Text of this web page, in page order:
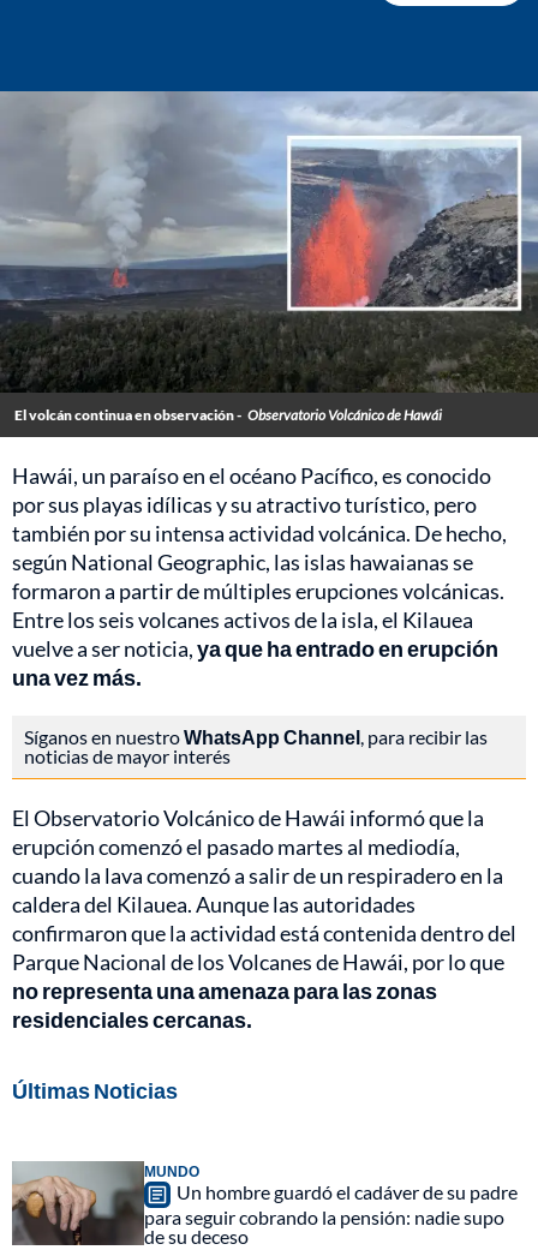
El volcán continua en observación - Observatorio Volcánico de Hawái
Hawái, un paraíso en el océano Pacífico, es conocido
por sus playas idílicas y su atractivo turístico, pero
también por su intensa actividad volcánica. De hecho,
según National Geographic, las islas hawaianas se
formaron a partir de múltiples erupciones volcánicas.
Entre los seis volcanes activos de la isla, el Kilauea
vuelve a ser noticia,ya que ha entrado en erupción
una vez más.
Síganos en nuestroWhatsApp Channel, para recibir las
noticias de mayor interés
El Observatorio Volcánico de Hawái informó que la
erupción comenzó el pasado martes al mediodía,
cuando la lava comenzó a salir de un respiradero en la
caldera del Kilauea. Aunque las autoridades
confirmaron que la actividad está contenida dentro del
Parque Nacional de los Volcanes de Hawái, por lo que
no representa una amenaza para las zonas
residenciales cercanas.
Últimas Noticias
MUNDO
Un hombre guardó el cadáver de su padre
para seguir cobrando la pensión: nadie supo
de su deceso